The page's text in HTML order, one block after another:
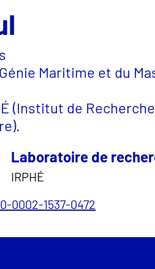
Maritime et du
(Institut de
Laboratoire de
IRPHÉ
0002-1537-0472